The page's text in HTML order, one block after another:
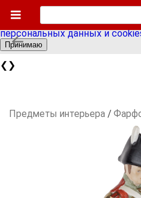
Мы используем cookies файлы
сайта и персонализации.
вы соглашаетесь с нашей
персональных данных и
Принимаю
❮ ❯
Предметы интерьера /